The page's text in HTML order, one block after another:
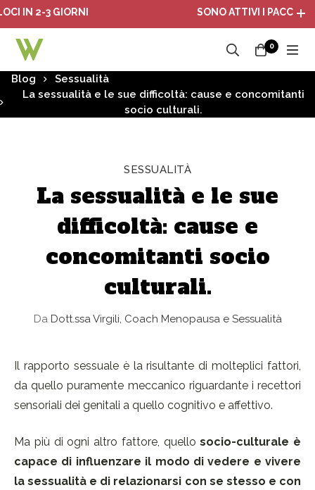
2-3 GIORNI SONO ATTIVI I PACCHETTI
0
Blog
Sessualità
La sessualità e le sue difficoltà: cause e concomitanti
socio culturali.
SESSUALITÀ
La sessualità e le sue
difficoltà: cause e
concomitanti socio
culturali.
DaDott.ssa Virgili, Coach Menopausa e Sessualità
Il rapporto sessuale è la risultante di molteplici fattori,
da quello puramente meccanico riguardante i recettori
sensoriali dei genitali a quello cognitivo e affettivo.
Ma più di ogni altro fattore, quellosocio-culturale è
capace di influenzare il modo di vedere e vivere
la sessualità e di relazionarsi con se stesso e con